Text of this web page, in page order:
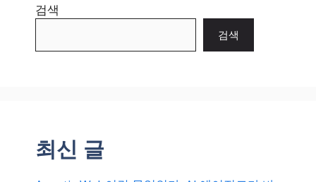
검색
검색
최신 글